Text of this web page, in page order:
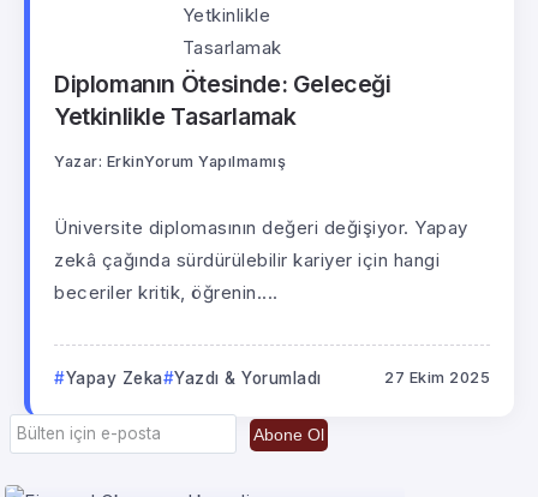
Diplomanın Ötesinde: Geleceği
Yetkinlikle Tasarlamak
Yazar: ErkinYorum Yapılmamış
Üniversite diplomasının değeri değişiyor. Yapay
zekâ çağında sürdürülebilir kariyer için hangi
beceriler kritik, öğrenin....
Yapay Zeka Yazdı & Yorumladı 27 Ekim 2025
Abone Ol